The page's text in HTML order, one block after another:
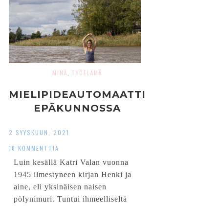
MINÄ TYÖELÄMÄ
MIELIPIDEAUTOMAATTI
EPÄKUNNOSSA
2 SYYSKUUN, 2021
18 KOMMENTTIA
Luin kesällä Katri Valan vuonna
1945 ilmestyneen kirjan Henki ja
aine, eli yksinäisen naisen
pölynimuri. Tuntui ihmeelliseltä